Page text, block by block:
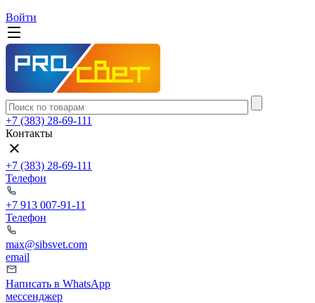
Войти
+7 (383) 28-69-111
Контакты
+7 (383) 28-69-111
Телефон
+7 913 007-91-11
Телефон
max@sibsvet.com
email
Написать в WhatsApp
мессенджер